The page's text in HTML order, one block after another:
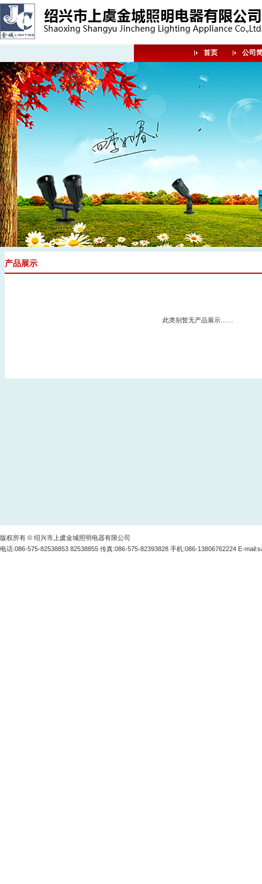
首页 公司
产品展示
此类别暂无产品展示……
版权所有 © 绍兴市上虞金城照明电器有限公司
电话:086-575-82538853 82538855 传真:086-575-82393828 手机:086-13806762224 E-mail: